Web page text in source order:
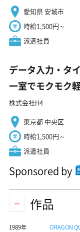
愛知県 安城市
時給1,500円～
派遣社員
データ入力・タ
一室でモクモク
株式会社H4
東京都 中央区
時給1,500円～
派遣社員
Sponsored by
作品
1989年
DRAGON